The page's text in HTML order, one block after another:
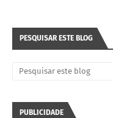
PESQUISAR ESTE BLOG
PUBLICIDADE